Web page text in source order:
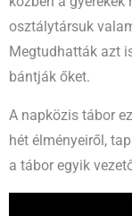
osztálytársuk
Megtudhatták azt
bántják őket.
A napközis tábor
hét élményeiről,
a tábor egyik